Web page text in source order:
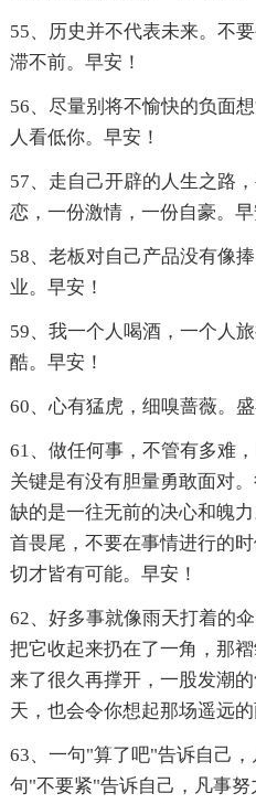
55、历史并不代表未来。不
滞不前。早安！
56、尽量别将不愉快的负面
人看低你。早安！
57、走自己开辟的人生之路
恋，一份激情，一份自豪。早
58、老板对自己产品没有像
业。早安！
59、我一个人喝酒，一个人
酷。早安！
60、心有猛虎，细嗅蔷薇。
61、做任何事，不管有多难
关键是有没有胆量勇敢面对
缺的是一往无前的决心和魄
首畏尾，不要在事情进行的
切才皆有可能。早安！
62、好多事就像雨天打着的
把它收起来扔在了一角，那
来了很久再撑开，一股发潮
天，也会令你想起那场遥远的
63、一句"算了吧"告诉自己
句"不要紧"告诉自己，凡事